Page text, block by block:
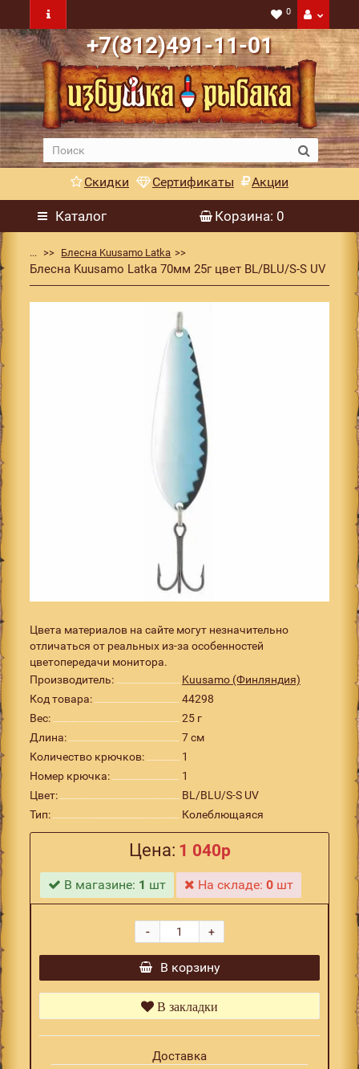
0
+7(812)491-11-01
Скидки Сертификаты Акции
Каталог Корзина: 0
... Блесна Kuusamo Latka
Блесна Kuusamo Latka 70мм 25г цвет BL/BLU/S-S UV
Цвета материалов на сайте могут незначительно
отличаться от реальных из-за особенностей
цветопередачи монитора.
Производитель:
Kuusamo (Финляндия)
Код товара:
44298
Вес:
25 г
Длина:
7 см
Количество крючков:
1
Номер крючка:
1
Цвет:
BL/BLU/S-S UV
Тип:
Колеблющаяся
Цена: 1 040р
В магазине: 1 шт На складе:0 шт
+
-
В корзину
В закладки
Доставка